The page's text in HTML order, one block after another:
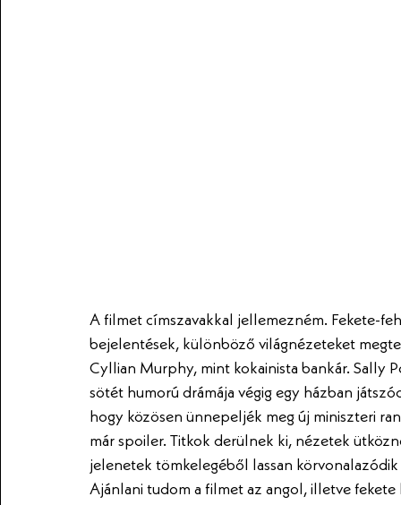
A filmet címszavakkal jellemezném. Fekete-
bejelentések, különböző világnézeteket
Cyllian Murphy, mint kokainista bankár. Sally
sötét humorú drámája végig egy házban
hogy közösen ünnepeljék meg új miniszteri
már spoiler. Titkok derülnek ki, nézetek
jelenetek tömkelegéből lassan
Ajánlani tudom a filmet az angol, illetve